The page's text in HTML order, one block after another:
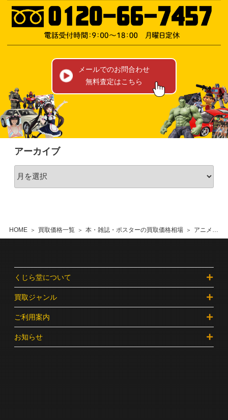
HOME 買取価格一覧 本・雑誌・ポスターの買取価格相場 アニメ、特撮・ヒーローなどの本の買取価格相場
メールでのお問合わせ
無料査定はこちら
アーカイブ
くじら堂について
買取ジャンル
ご利用案内
お知らせ